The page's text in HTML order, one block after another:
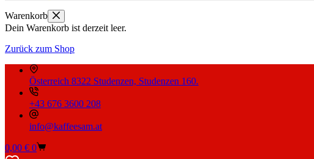
Warenkorb
Dein Warenkorb ist derzeit leer.
Zurück zum Shop
Österreich 8322 Studenzen, Studenzen 160.
+43 676 3600 208
info@kaffeesam.at
Warenkorb
0,00 € 0